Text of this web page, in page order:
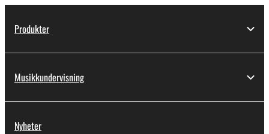
Produkter
Musikkundervisning
Nyheter